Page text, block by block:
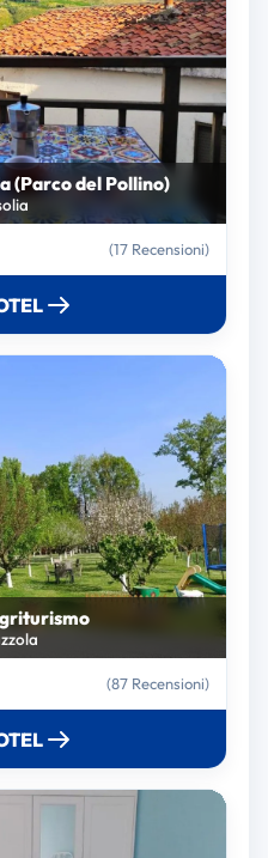
(Parco del Pollino)
(17 Recensioni)
(87 Recensioni)